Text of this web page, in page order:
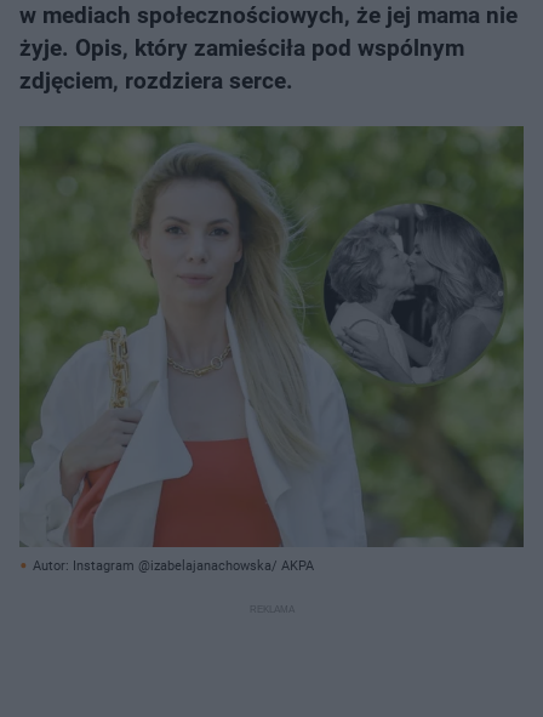
w mediach społecznościowych, że jej mama nie
żyje. Opis, który zamieściła pod wspólnym
zdjęciem, rozdziera serce.
Autor: Instagram @izabelajanachowska/ AKPA